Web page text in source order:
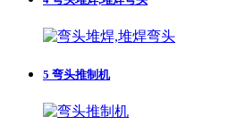
5 弯头推制机